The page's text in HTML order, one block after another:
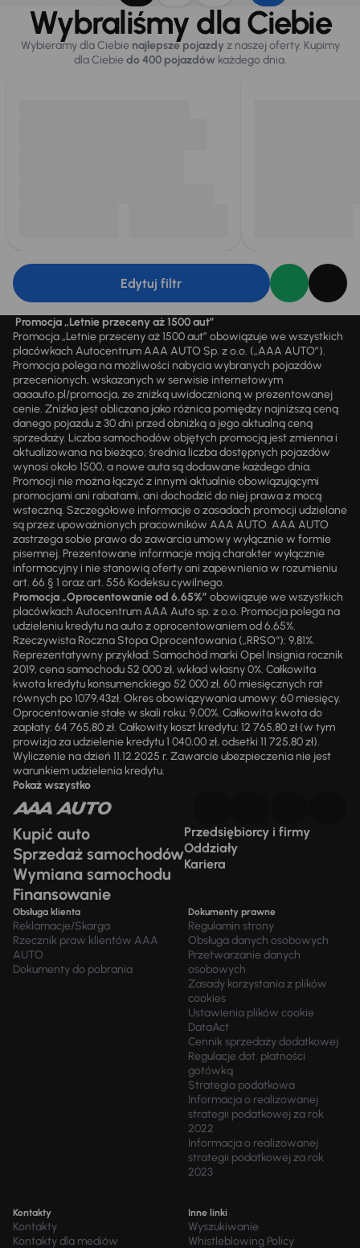
Wybraliśmy dla Ciebie
Wybieramy dla Ciebie najlepsze pojazdy z naszej oferty. Kupimy
dla Ciebiedo 400 pojazdówkażdego dnia.
Edytuj filtr
Promocja „Letnie przeceny aż 1500 aut”
Promocja „Letnie przeceny aż 1500 aut” obowiązuje we wszystkich
placówkach Autocentrum AAA AUTO Sp. z o.o. („AAA AUTO”).
Promocja polega na możliwości nabycia wybranych pojazdów
przecenionych, wskazanych w serwisie internetowym
aaaauto.pl/promocja, ze zniżką uwidocznioną w prezentowanej
cenie. Zniżka jest obliczana jako różnica pomiędzy najniższą ceną
danego pojazdu z 30 dni przed obniżką a jego aktualną ceną
sprzedaży. Liczba samochodów objętych promocją jest zmienna i
aktualizowana na bieżąco; średnia liczba dostępnych pojazdów
wynosi około 1500, a nowe auta są dodawane każdego dnia.
Promocji nie można łączyć z innymi aktualnie obowiązującymi
promocjami ani rabatami, ani dochodzić do niej prawa z mocą
wsteczną. Szczegółowe informacje o zasadach promocji udzielane
są przez upoważnionych pracowników AAA AUTO. AAA AUTO
zastrzega sobie prawo do zawarcia umowy wyłącznie w formie
pisemnej. Prezentowane informacje mają charakter wyłącznie
informacyjny i nie stanowią oferty ani zapewnienia w rozumieniu
art. 66 § 1 oraz art. 556 Kodeksu cywilnego.
Promocja „Oprocentowanie od 6,65%” obowiązuje we wszystkich
placówkach Autocentrum AAA Auto sp. z o.o. Promocja polega na
udzieleniu kredytu na auto z oprocentowaniem od 6,65%.
Rzeczywista Roczna Stopa Oprocentowania („RRSO“): 9,81%.
Reprezentatywny przykład: Samochód marki Opel Insignia rocznik
2019, cena samochodu 52 000 zł, wkład własny 0%. Całkowita
kwota kredytu konsumenckiego 52 000 zł, 60 miesięcznych rat
równych po 1079,43zł. Okres obowiązywania umowy: 60 miesięcy.
Oprocentowanie stałe w skali roku: 9,00%. Całkowita kwota do
zapłaty: 64 765,80 zł. Całkowity koszt kredytu: 12 765,80 zł (w tym
prowizja za udzielenie kredytu 1 040,00 zł, odsetki 11 725,80 zł).
Wyliczenie na dzień 11.12.2025 r. Zawarcie ubezpieczenia nie jest
warunkiem udzielenia kredytu.
Pokaż wszystko
Kupić auto
Sprzedaż samochodów
Wymiana samochodu
Finansowanie
Przedsiębiorcy i firmy
Oddziały
Kariera
Obsługa klienta
Reklamacje/Skarga
Rzecznik praw klientów AAA
AUTO
Dokumenty do pobrania
Dokumenty prawne
Regulamin strony
Obsługa danych osobowych
Przetwarzanie danych
osobowych
Zasady korzystania z plików
cookies
Ustawienia plików cookie
DataAct
Cennik sprzedaży dodatkowej
Regulacje dot. płatności
gotówką
Strategia podatkowa
Informacja o realizowanej
strategii podatkowej za rok
2022
Informacja o realizowanej
strategii podatkowej za rok
2023
Kontakty
Kontakty
Kontakty dla mediów
Inne linki
Wyszukiwanie
Whistleblowing Policy